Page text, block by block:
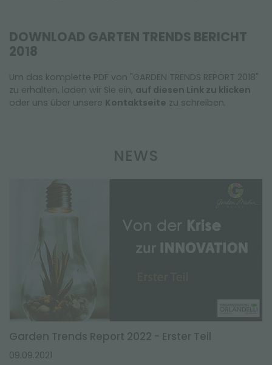
DOWNLOAD GARTEN TRENDS BERICHT
2018
Um das komplette PDF von "GARDEN TRENDS REPORT 2018"
zu erhalten, laden wir Sie ein, auf diesen Link zu klicken
oder uns über unsere Kontaktseite zu schreiben.
NEWS
Garden Trends Report 2022 - Erster Teil
09.09.2021